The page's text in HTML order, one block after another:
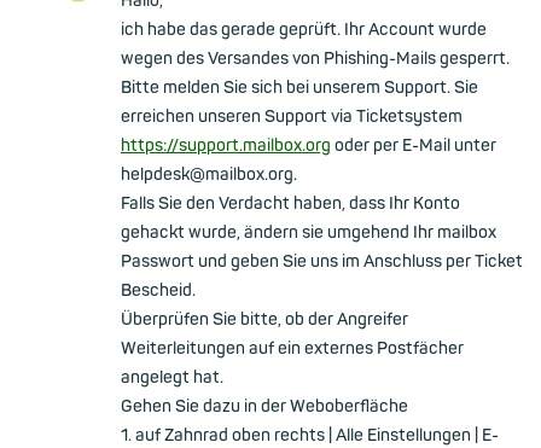
ich habe das gerade geprüft. Ihr Account wurde
wegen des Versandes von Phishing-Mails gesperrt.
Bitte melden Sie sich bei unserem Support. Sie
erreichen unseren Support via Ticketsystem
https://support.mailbox.org oder per E-Mail unter
helpdesk@mailbox.org.
Falls Sie den Verdacht haben, dass Ihr Konto
gehackt wurde, ändern sie umgehend Ihr mailbox
Passwort und geben Sie uns im Anschluss per Ticket
Bescheid.
Überprüfen Sie bitte, ob der Angreifer
Weiterleitungen auf ein externes Postfächer
angelegt hat.
Gehen Sie dazu in der Weboberfläche
1. auf Zahnrad oben rechts | Alle Einstellungen | E-